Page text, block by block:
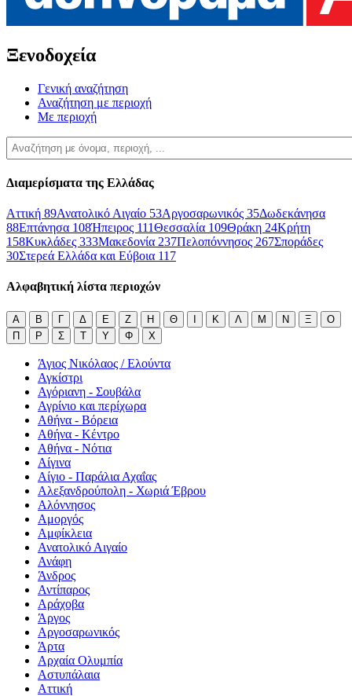
Ξενοδοχεία
Γενική αναζήτηση
Αναζήτηση με περιοχή
Με περιοχή
Διαμερίσματα της Ελλάδας
Αττική 89Ανατολικό Αιγαίο 53Αργοσαρωνικός 35Δωδεκάνησα
88Επτάνησα 108Ήπειρος 111Θεσσαλία 109Θράκη 24Κρήτη
158Κυκλάδες 333Μακεδονία 237Πελοπόννησος 267Σποράδες
30Στερεά Ελλάδα και Εύβοια 117
Αλφαβητική λίστα περιοχών
Α Β Γ Δ Ε Ζ Η Θ Ι Κ Λ Μ Ν Ξ
Ο
Π
Ρ Σ Τ Υ Φ Χ
Άγιος Νικόλαος / Ελούντα
Αγκίστρι
Αγόριανη - Σουβάλα
Αγρίνιο και περίχωρα
Αθήνα - Βόρεια
Αθήνα - Κέντρο
Αθήνα - Νότια
Αίγινα
Αίγιο - Παράλια Αχαΐας
Αλεξανδρούπολη - Χωριά Έβρου
Αλόννησος
Αμοργός
Αμφίκλεια
Ανατολικό Αιγαίο
Ανάφη
Άνδρος
Αντίπαρος
Αράχοβα
Άργος
Αργοσαρωνικός
Άρτα
Αρχαία Ολυμπία
Αστυπάλαια
Αττική